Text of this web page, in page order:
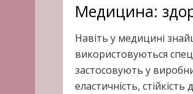
Медицина:
Навіть у медицині
використовуються
застосовують у
еластичність,